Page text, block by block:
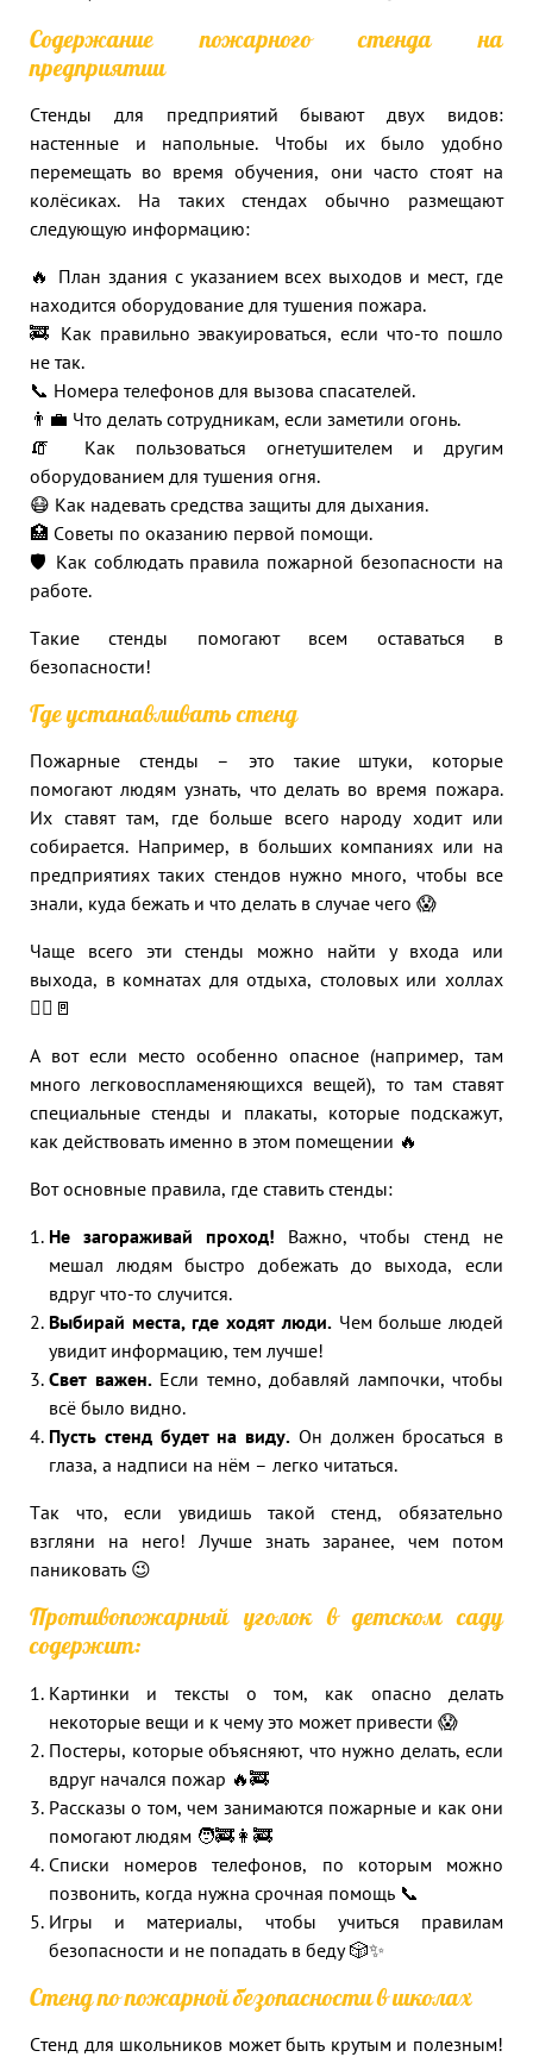
Содержание пожарного стенда на
предприятии
Стенды для предприятий бывают двух видов:
настенные и напольные. Чтобы их было удобно
перемещать во время обучения, они часто стоят на
колёсиках. На таких стендах обычно размещают
следующую информацию:
🔥 План здания с указанием всех выходов и мест, где
находится оборудование для тушения пожара.
🚒 Как правильно эвакуироваться, если что-то пошло
не так.
📞 Номера телефонов для вызова спасателей.
👨‍💼 Что делать сотрудникам, если заметили огонь.
🧯 Как пользоваться огнетушителем и другим
оборудованием для тушения огня.
😷 Как надевать средства защиты для дыхания.
🏥 Советы по оказанию первой помощи.
🛡 Как соблюдать правила пожарной безопасности на
работе.
Такие стенды помогают всем оставаться в
безопасности!
Где устанавливать стенд
Пожарные стенды – это такие штуки, которые
помогают людям узнать, что делать во время пожара.
Их ставят там, где больше всего народу ходит или
собирается. Например, в больших компаниях или на
предприятиях таких стендов нужно много, чтобы все
знали, куда бежать и что делать в случае чего 😱
Чаще всего эти стенды можно найти у входа или
выхода, в комнатах для отдыха, столовых или холлах
🏃‍♂️🚪
А вот если место особенно опасное (например, там
много легковоспламеняющихся вещей), то там ставят
специальные стенды и плакаты, которые подскажут,
как действовать именно в этом помещении 🔥
Вот основные правила, где ставить стенды:
Не загораживай проход! Важно, чтобы стенд не
мешал людям быстро добежать до выхода, если
вдруг что-то случится.
Выбирай места, где ходят люди.Чем больше людей
увидит информацию, тем лучше!
Свет важен.Если темно, добавляй лампочки, чтобы
всё было видно.
Пусть стенд будет на виду. Он должен бросаться в
глаза, а надписи на нём – легко читаться.
Так что, если увидишь такой стенд, обязательно
взгляни на него! Лучше знать заранее, чем потом
паниковать 😉
Противопожарный уголок в детском саду
содержит:
Картинки и тексты о том, как опасно делать
некоторые вещи и к чему это может привести 😱
Постеры, которые объясняют, что нужно делать, если
вдруг начался пожар 🔥🚒
Рассказы о том, чем занимаются пожарные и как они
помогают людям 🧑‍🚒👩‍🚒
Списки номеров телефонов, по которым можно
позвонить, когда нужна срочная помощь 📞
Игры и материалы, чтобы учиться правилам
безопасности и не попадать в беду 🎲✨
Стенд по пожарной безопасности в школах
Стенд для школьников может быть крутым и полезным!